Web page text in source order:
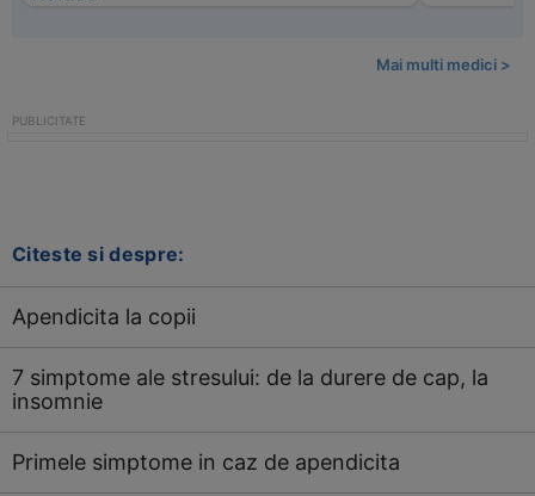
Mai multi medici >
Citeste si despre:
Apendicita la copii
7 simptome ale stresului: de la durere de cap, la
insomnie
Primele simptome in caz de apendicita